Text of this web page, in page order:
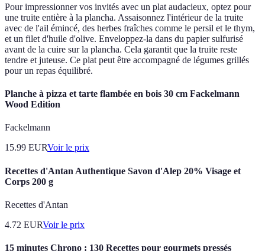
Pour impressionner vos invités avec un plat audacieux, optez pour
une truite entière à la plancha. Assaisonnez l'intérieur de la truite
avec de l'ail émincé, des herbes fraîches comme le persil et le thym,
et un filet d'huile d'olive. Enveloppez-la dans du papier sulfurisé
avant de la cuire sur la plancha. Cela garantit que la truite reste
tendre et juteuse. Ce plat peut être accompagné de légumes grillés
pour un repas équilibré.
Planche à pizza et tarte flambée en bois 30 cm Fackelmann
Wood Edition
Fackelmann
15.99 EURVoir le prix
Recettes d'Antan Authentique Savon d'Alep 20% Visage et
Corps 200 g
Recettes d'Antan
4.72 EURVoir le prix
15 minutes Chrono : 130 Recettes pour gourmets pressés